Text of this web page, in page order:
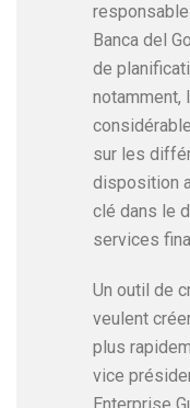
Banca del
de
notamment,
sur les
disposition
clé dans le
services
Un outil de
veulent
plus
vice